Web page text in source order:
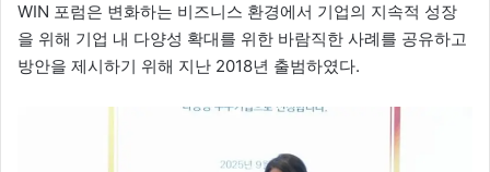
WIN 포럼은 변화하는 비즈니스 환경에서 기업의 지속적 성장
을 위해 기업 내 다양성 확대를 위한 바람직한 사례를 공유하고
방안을 제시하기 위해 지난 2018년 출범하였다.